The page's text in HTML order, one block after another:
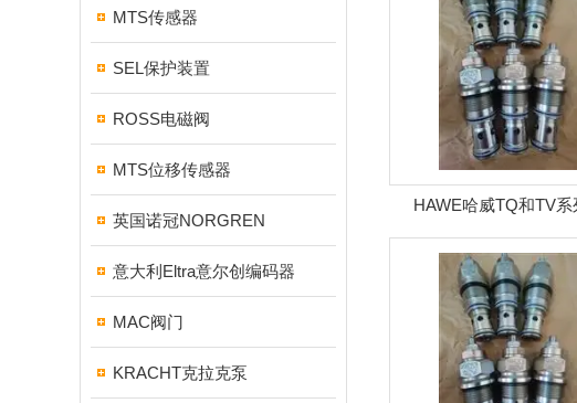
MTS传感器
SEL保护装置
ROSS电磁阀
MTS位移传感器
英国诺冠NORGREN
意大利Eltra意尔创编码器
MAC阀门
KRACHT克拉克泵
HAWE哈威TQ和TV系
阀|hawe